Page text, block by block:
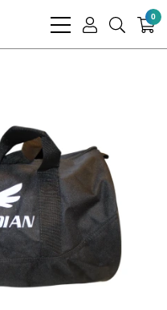
bars
user
search
0